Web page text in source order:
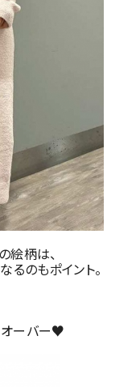
絵柄は、
るのもポイント。
オーバー♥